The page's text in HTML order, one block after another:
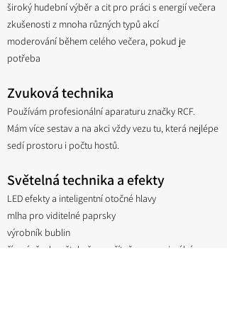
široký hudební výběr a cit pro práci s energií večera
zkušenosti z mnoha různých typů akcí
moderování během celého večera, pokud je
potřeba
Zvuková technika
Používám profesionální aparaturu značky RCF.
Mám více sestav a na akci vždy vezu tu, která nejlépe
sedí prostoru i počtu hostů.
Světelná technika a efekty
LED efekty a inteligentní otočné hlavy
mlha pro viditelné paprsky
výrobník bublin
řízení všech světel přes počítač pro maximální